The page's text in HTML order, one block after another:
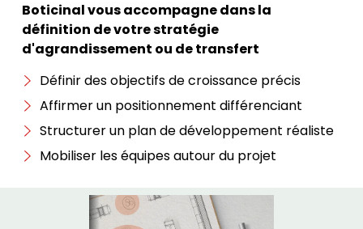
Boticinal vous accompagne dans la
définition de votre stratégie
d'agrandissement ou de transfert
Définir des objectifs de croissance précis
Affirmer un positionnement différenciant
Structurer un plan de développement réaliste
Mobiliser les équipes autour du projet